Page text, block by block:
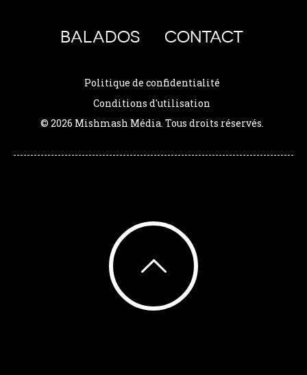
BALADOS CONTACT
Politique de confidentialité
Conditions d'utilisation
© 2026 Mishmash Média. Tous droits réservés.